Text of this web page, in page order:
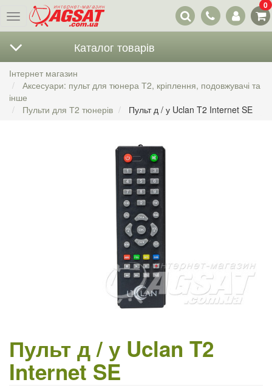
Меню
Наші
контакти
0
Каталог товарів
Інтернет магазин
Аксесуари: пульт для тюнера Т2, кріплення, подовжувачі та
інше
Пульти для Т2 тюнерів
Пульт д / у Uclan T2 Internet SE
Пульт д / у Uclan T2
Internet SE